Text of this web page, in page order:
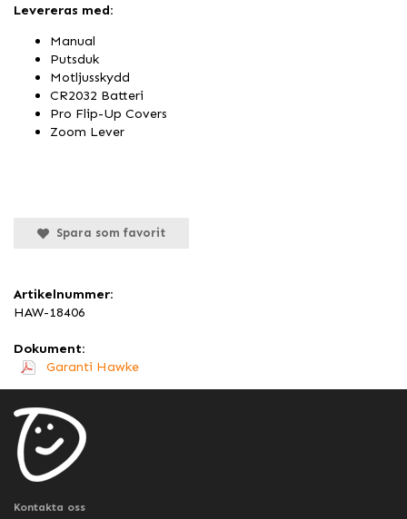
Levereras med:
Manual
Putsduk
Motljusskydd
CR2032 Batteri
Pro Flip-Up Covers
Zoom Lever
Spara som favorit
Artikelnummer:
HAW-18406
Dokument:
Garanti Hawke
Kontakta oss